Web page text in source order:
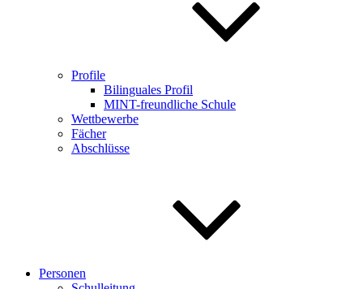
Profile
Bilinguales Profil
MINT-freundliche Schule
Wettbewerbe
Fächer
Abschlüsse
Personen